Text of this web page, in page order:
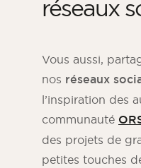
réseaux
Vous aussi,
nos réseaux
l’inspiration des
communauté
des projets de
petites touches